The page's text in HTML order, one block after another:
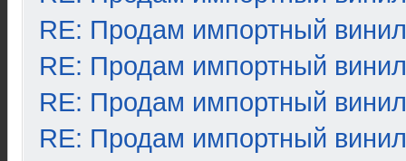
RE: Продам импортный винил
RE: Продам импортный винил
RE: Продам импортный винил
RE: Продам импортный винил